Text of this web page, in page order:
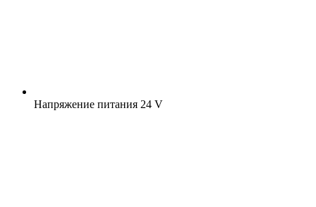
Напряжение питания 24 V